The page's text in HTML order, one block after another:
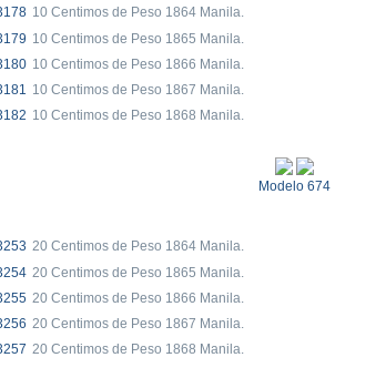
10 Centimos de Peso 1864 Manila.
10 Centimos de Peso 1865 Manila.
10 Centimos de Peso 1866 Manila.
10 Centimos de Peso 1867 Manila.
10 Centimos de Peso 1868 Manila.
Modelo 674
20 Centimos de Peso 1864 Manila.
20 Centimos de Peso 1865 Manila.
20 Centimos de Peso 1866 Manila.
20 Centimos de Peso 1867 Manila.
20 Centimos de Peso 1868 Manila.